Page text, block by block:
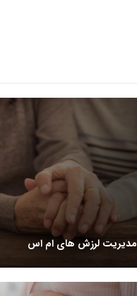
مدیریت لرزش های ام اس